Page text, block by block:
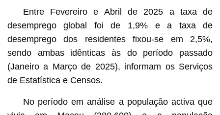
Entre Fevereiro e Abril de 2025 a taxa de
desemprego global foi de 1,9% e a taxa de
desemprego dos residentes fixou-se em 2,5%,
sendo ambas idênticas às do período passado
(Janeiro a Março de 2025), informam os Serviços
de Estatística e Censos.
No período em análise a população activa que